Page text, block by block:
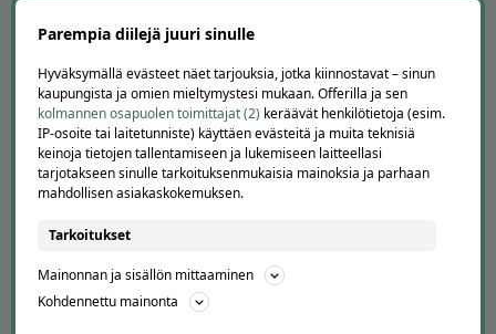
APUA JA NEUVOJA
Peruuta tilaus
Asiakaspalvelu
Usein kysytyt kysymykset
Suosittele Offerillaa
TUTUSTU MEIHIN
Parempia diilejä juuri sinulle
Hyväksymällä evästeet näet tarjouksia, jotka kiinnostavat – sinun
kaupungista ja omien mieltymystesi mukaan. Offerilla ja sen
kolmannen osapuolen toimittajat (2) keräävät henkilötietoja (esim.
IP-osoite tai laitetunniste) käyttäen evästeitä ja muita teknisiä
keinoja tietojen tallentamiseen ja lukemiseen laitteellasi
tarjotakseen sinulle tarkoituksenmukaisia mainoksia ja parhaan
mahdollisen asiakaskokemuksen.
Tarkoitukset
Mainonnan ja sisällön mittaaminen
Kohdennettu mainonta